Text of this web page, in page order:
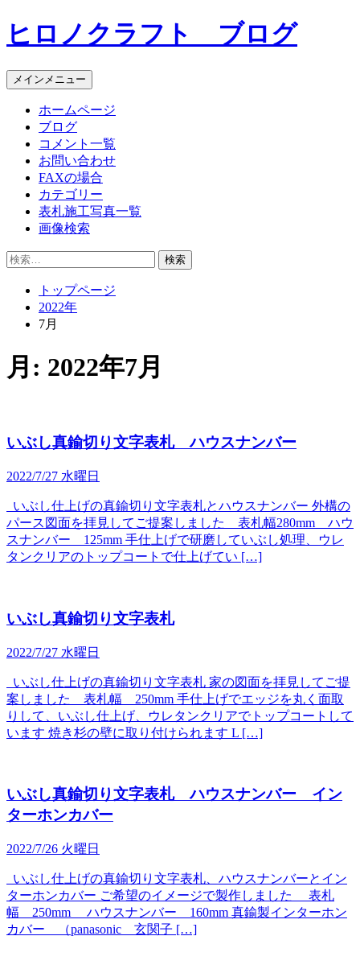
コ
ン
ン
ツ
ヒロノクラフト ブログ
メインメニュー
ホームページ
ブログ
コメント一覧
お問い合わせ
FAXの場合
カテゴリー
表札施工写真一覧
画像検索
検
トップページ
2022年
7月
月: 2022年7月
いぶし真鍮切り文字表札 ハウスナンバー
2022/7/27 水曜日
いぶし仕上げの真鍮切り文字表札とハウスナンバー 外構の
パース図面を拝見してご提案しました 表札幅280mm ハウ
スナンバー 125mm 手仕上げで研磨していぶし処理、ウレ
タンクリアのトップコートで仕上げてい […]
いぶし真鍮切り文字表札
2022/7/27 水曜日
いぶし仕上げの真鍮切り文字表札 家の図面を拝見してご提
案しました 表札幅 250mm 手仕上げでエッジを丸く面取
りして、いぶし仕上げ、ウレタンクリアでトップコートして
います 焼き杉の壁に取り付けられます L […]
いぶし真鍮切り文字表札 ハウスナンバー イン
ターホンカバー
2022/7/26 火曜日
いぶし仕上げの真鍮切り文字表札、ハウスナンバーとイン
ターホンカバー ご希望のイメージで製作しました 表札
幅 250mm ハウスナンバー 160mm 真鍮製インターホン
カバー （panasonic 玄関子 […]